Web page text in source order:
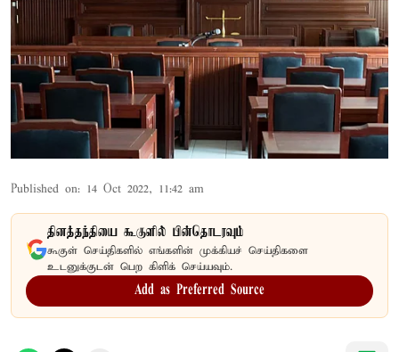
Published on: 14 Oct 2022, 11:42 am
தினத்தந்தியை கூகுளில் பின்தொடரவும்
கூகுள் செய்திகளில் எங்களின் முக்கியச் செய்திகளை
உடனுக்குடன் பெற கிளிக் செய்யவும்.
Add as Preferred Source